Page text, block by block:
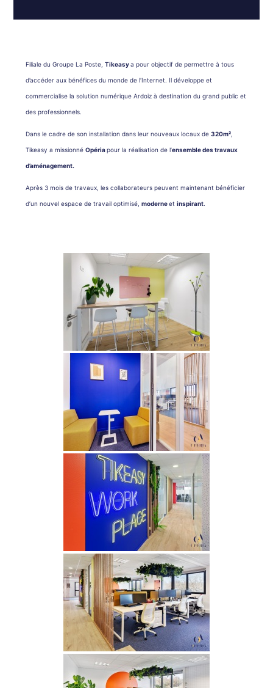
Filiale du Groupe La Poste,Tikeasya pour objectif de permettre à tous
d’accéder aux bénéfices du monde de l’Internet. Il développe et
commercialise la solution numérique Ardoiz à destination du grand public et
des professionnels.
Dans le cadre de son installation dans leur nouveaux locaux de320m²
Tikeasy a missionnéOpériapour la réalisation de l’ensemble des travaux
d’aménagement.
Après 3 mois de travaux, les collaborateurs peuvent maintenant bénéficier
d’un nouvel espace de travail optimisé,moderneetinspirant